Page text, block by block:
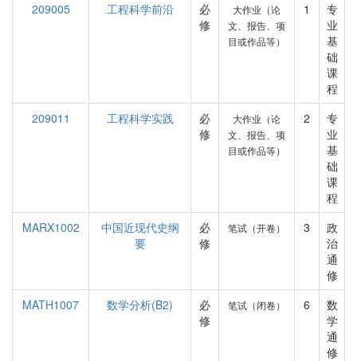
209005 工程科学前沿
必
修
大作业（论
文、报告、项
目或作品等）
1
专
业
基
础
课
程
209011
工程科学实践
必
修
大作业（论
文、报告、项
目或作品等）
2
专
业
基
础
课
程
MARX1002
中国近现代史纲
要
必
修
笔试（开卷） 3
政
治
通
修
MATH1007
数学分析(B2)
必
修
笔试（闭卷） 6
数
学
通
修